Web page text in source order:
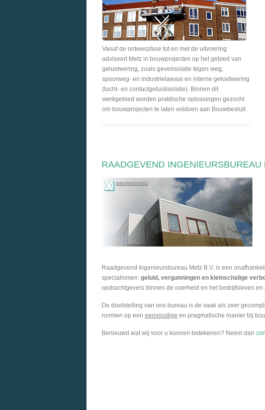
Vanaf de ontwerpfase tot en met de uitvoering
adviseert Metz in bouwprojecten op het gebied van
geluidwering, zoals gevelisolatie tegen weg,
spoorweg- en industrielawaai en interne geluidwering
(lucht- en contactgeluidisolatie). Binnen dit
werkgebied worden praktische oplossingen gezocht
om bouwprojecten te laten voldoen aan Bouwbesluit.
RAADGEVEND INGENIEURSBUREAU
Raadgevend Ingenieursbureau Metz B.V. is een
specialismen: geluid, vergunningen en kleinschalige
opdrachtgevers binnen de overheid en het bedrijfsleven
De doelstelling van ons bureau is de vaak als zeer
normen op een eenvoudige en pragmatische manier bij
Benieuwd wat wij voor u kunnen betekenen? Neem dan